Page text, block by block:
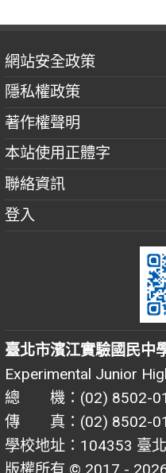
網站安全政策
隱私權政策
著作權聲明
本站使用正體字
聯絡資訊
登入
臺北市濱江實驗國民中
Experimental Junior
總 機：(02) 8502-
傳 真：(02) 8502-
學校地址：104353 臺